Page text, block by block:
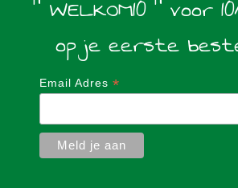
" WELKOM10 " voor
op je eerste
Email Adres*